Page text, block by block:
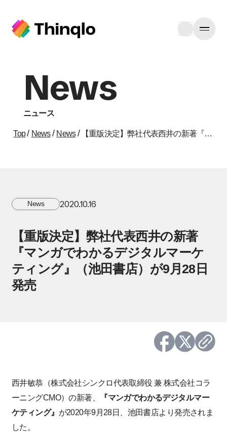
News
ニュース
Top/ News/ News / 【重版決定】弊社代表西井の新著『マンガでわかるデジタルマーケティング』（池田書店）が9月28日発売
News 2020.10.16
【重版決定】弊社代表西井の新著
『マンガでわかるデジタルマーケ
ティング』（池田書店）が9月28日
発売
西井敏恭（株式会社シンクロ代表取締役 兼 株式会社コラ
ーニングCMO）の新著、
『マンガでわかるデジタルマー
ケティング』 が2020年9月28日、池田書店より発売されま
した。